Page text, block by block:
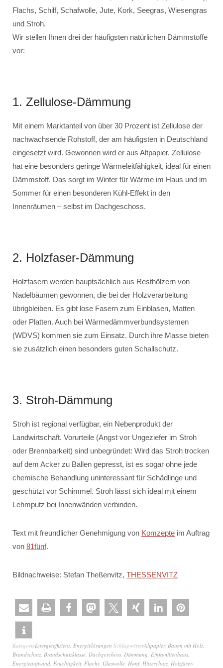
Flachs, Schilf, Schafwolle, Jute, Kork, Seegras, Wiesengras
und Stroh.
Wir stellen Ihnen drei der häufigsten natürlichen Dämmstoffe
vor:
1. Zellulose-Dämmung
Mit einem Marktanteil von über 30 Prozent ist Zellulose der
nachwachsende Rohstoff, der am häufigsten in Deutschland
eingesetzt wird. Gewonnen wird er aus Altpapier. Zellulose
hat eine besonders geringe Wärmeleitfähigkeit, ideal für einen
Dämmstoff. Das sorgt im Winter für Wärme im Haus und im
Sommer für einen besonderen Kühl-Effekt in den
Innenräumen – selbst im Dachgeschoss.
2. Holzfaser-Dämmung
Holzfasern werden hauptsächlich aus Resthölzern von
Nadelbäumen gewonnen, die bei der Holzverarbeitung
übrigbleiben. Es gibt lose Fasern zum Einblasen, Matten
oder Platten. Auch bei Wärmedämmverbundsystemen
(WDVS) kommen sie zum Einsatz. Durch ihre Masse bieten
sie zusätzlich einen besonders guten Schallschutz.
3. Stroh-Dämmung
Stroh ist regional verfügbar, ein Nebenprodukt der
Landwirtschaft. Vorurteile (Angst vor Ungeziefer im Stroh
oder Brennbarkeit) sind unbegründet: Wird das Stroh trocken
auf dem Acker zu Ballen gepresst, ist es sogar ohne jede
chemische Behandlung uninteressant für Schädlinge und
geschützt vor Schimmel. Stroh lässt sich ideal mit einem
Lehmputz bei Innenwänden verbinden.
Text mit freundlicher Genehmigung von Komzepte im Auftrag
von 81fünf.
Bildnachweise: Stefan Theßenvitz, THESSENVITZ
KategorieEnergieeffizienz, Energielösungen SchlagwörterAltpapier, Bauen mit Holz,
Brandschutz, Brandschutzklasse, Dachgeschoss, Dämmung, Einfamilienhaus,
Energieaufwand, Feuchtigkeit, Flachs, Glaswolle, Hanf, Hitzeschutz, Holzfaser-